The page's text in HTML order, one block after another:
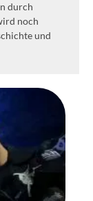
durch
noch
und